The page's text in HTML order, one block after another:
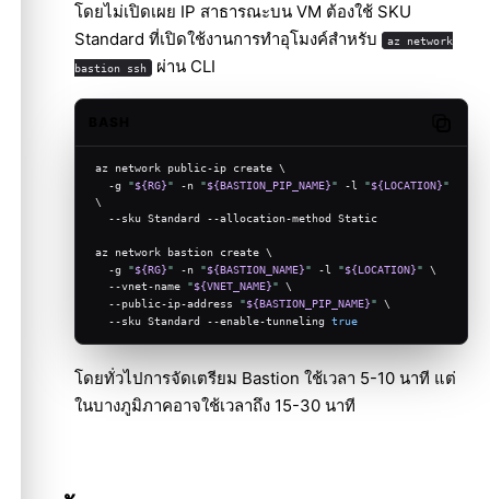
โดยไม่เปิดเผย IP สาธารณะบน VM ต้องใช้ SKU
Standard ที่เปิดใช้งานการทำอุโมงค์สำหรับ
az network
bastion ssh ผ่าน CLI
az network public-ip create \
  -g
"${RG}" -n "${BASTION_PIP_NAME}" -l "${LOCATION}"
\
  --sku Standard --allocation-method Static
az network bastion create \
  -g
"${RG}" -n "${BASTION_NAME}" -l "${LOCATION}" \
  --vnet-name
"${VNET_NAME}" \
  --public-ip-address
"${BASTION_PIP_NAME}" \
  --sku Standard --enable-tunneling
true
โดยทั่วไปการจัดเตรียม Bastion ใช้เวลา 5-10 นาที แต่
ในบางภูมิภาคอาจใช้เวลาถึง 15-30 นาที